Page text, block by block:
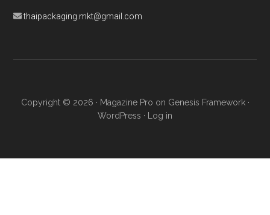
thaipackaging.mkt@gmail.com
Copyright © 2026 · Magazine Pro on Genesis Framework·
WordPress · Log in